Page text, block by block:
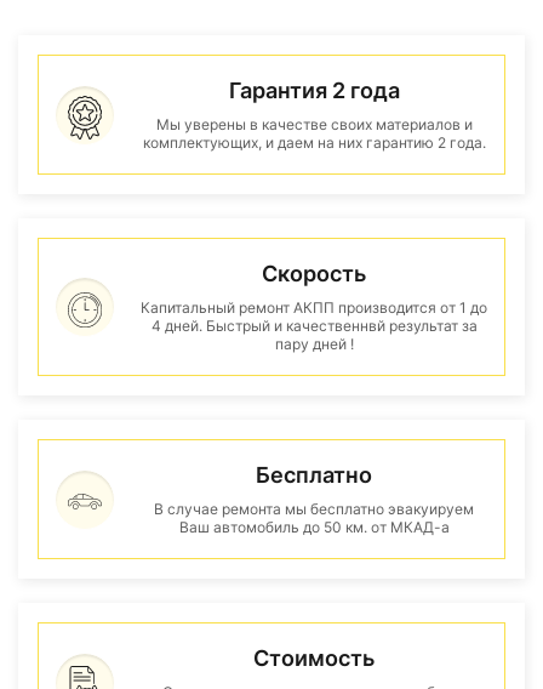
Гарантия 2 года
Мы уверены в качестве своих материалов и
комплектующих, и даем на них гарантию 2 года.
Скорость
Капитальный ремонт АКПП производится от 1 до
4 дней. Быстрый и качественнвй результат за
пару дней !
Бесплатно
В случае ремонта мы бесплатно эвакуируем
Ваш автомобиль до 50 км. от МКАД-а
Стоимость